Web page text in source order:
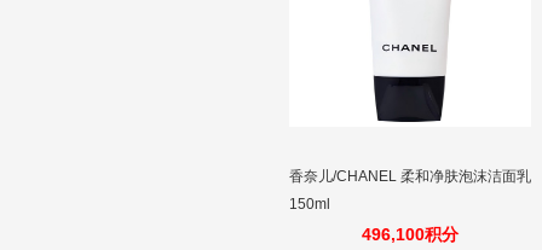
香奈儿/CHANEL 柔和净肤泡沫洁面乳
150ml
496,100积分